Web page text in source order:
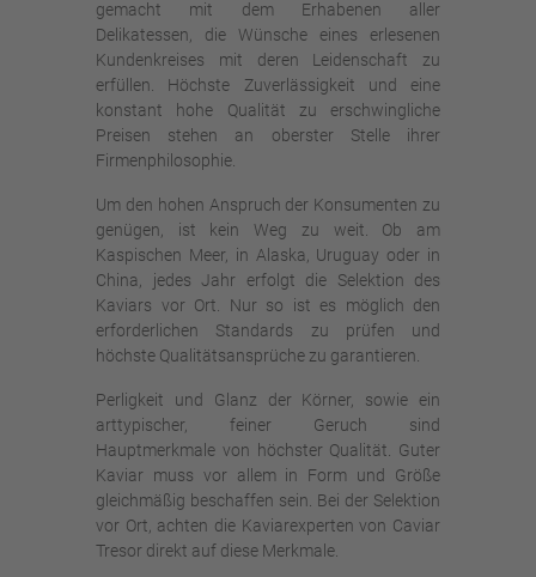
gemacht mit dem Erhabenen aller
Delikatessen, die Wünsche eines erlesenen
Kundenkreises mit deren Leidenschaft zu
erfüllen. Höchste Zuverlässigkeit und eine
konstant hohe Qualität zu erschwingliche
Preisen stehen an oberster Stelle ihrer
Firmenphilosophie.
Um den hohen Anspruch der Konsumenten zu
genügen, ist kein Weg zu weit. Ob am
Kaspischen Meer, in Alaska, Uruguay oder in
China, jedes Jahr erfolgt die Selektion des
Kaviars vor Ort. Nur so ist es möglich den
erforderlichen Standards zu prüfen und
höchste Qualitätsansprüche zu garantieren.
Perligkeit und Glanz der Körner, sowie ein
arttypischer, feiner Geruch sind
Hauptmerkmale von höchster Qualität. Guter
Kaviar muss vor allem in Form und Größe
gleichmäßig beschaffen sein. Bei der Selektion
vor Ort, achten die Kaviarexperten von Caviar
Tresor direkt auf diese Merkmale.